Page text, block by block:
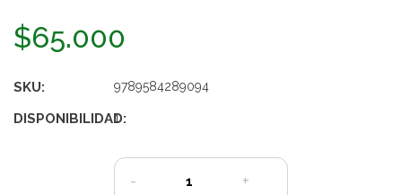
$65.000
SKU: 9789584289094
DISPONIBILIDAD:
1
- +